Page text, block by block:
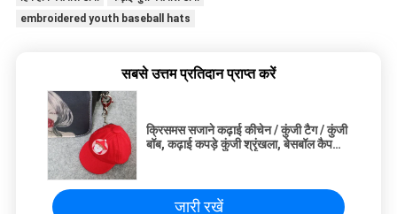
embroidered youth baseball hats
सबसे उत्तम प्रतिदान प्राप्त करें
क्रिसमस सजाने कढ़ाई कीचेन / कुंजी टैग / कुंजी
बॉब, कढ़ाई कपड़े कुंजी श्रृंखला, बेसबॉल कैप
जारी रखें